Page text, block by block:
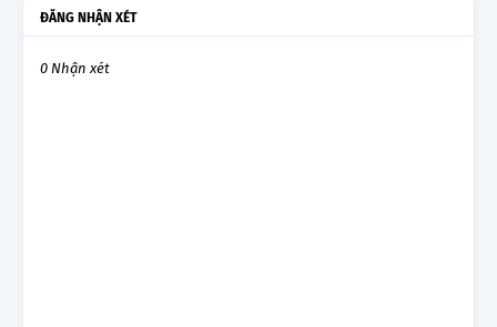
ĐĂNG NHẬN XÉT
0 Nhận xét